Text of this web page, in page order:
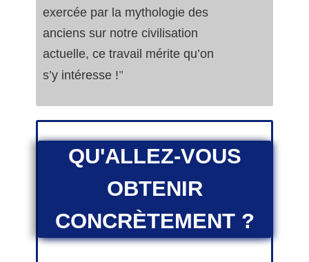
exercée par la mythologie des
anciens sur notre civilisation
actuelle, ce travail mérite qu’on
s’y intéresse !"
QU'ALLEZ-VOUS
OBTENIR
CONCRÈTEMENT ?